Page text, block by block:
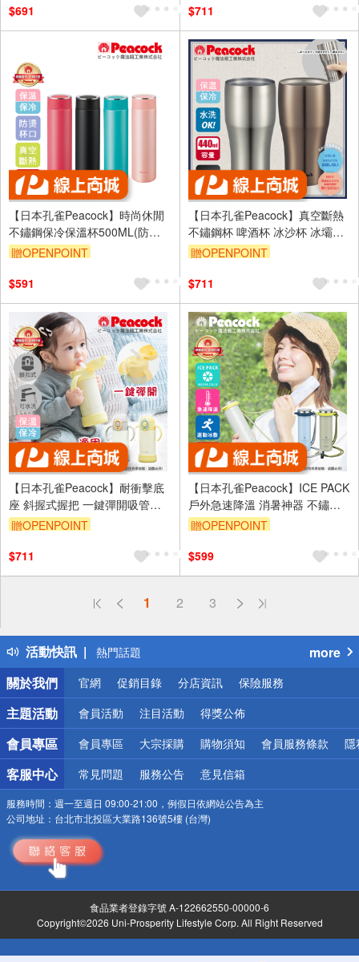
$691
$711
【日本孔雀Peacock】時尚休閒
不鏽鋼保冷保溫杯500ML(防燙
杯口設計)-任選色
贈OPENPOINT
$591
【日本孔雀Peacock】真空斷熱
不鏽鋼杯 啤酒杯 冰沙杯 冰壩杯
保冷保溫杯 440ML-任選色
贈OPENPOINT
$711
【日本孔雀Peacock】耐衝擊底
座 斜握式握把 一鍵彈開吸管杯
兒童不鏽鋼保溫杯水壺350ML-任
贈OPENPOINT
$711
【日本孔雀Peacock】ICE PACK
戶外急速降溫 消暑神器 不鏽鋼
杯+涼感冰柱 150ml鋼杯(附背帶)
贈OPENPOINT
$599
1 2 3
活動快訊
偏遠地區配送
得獎公告
熱門話題
銀行優惠
偏遠地區配送
詐騙網頁！請小心！
more
關於我們
官網 促銷目錄 分店資訊 保險服務
主題活動 會員活動 注目活動 得獎公佈
會員專區 會員專區 大宗採購 購物須知 會員服務條款 隱
客服中心 常見問題 服務公告 意見信箱
服務時間： 週一至週日 09:00-21:00，例假日依網站公告為主
公司地址： 台北市北投區大業路136號5樓 (台灣)
食品業者登錄字號 A-122662550-00000-6
Copyright©2026 Uni-Prosperity Lifestyle Corp. All Right Reserved